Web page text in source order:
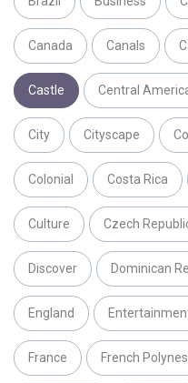
Canada Canals
Castle Central
City Cityscape
Colonial Costa Rica
Culture Czech
Discover Dominican
England
France French